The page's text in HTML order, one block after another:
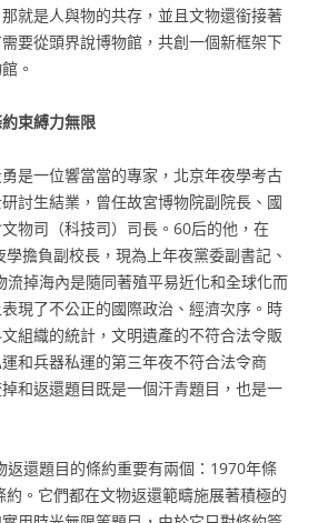
就是人與物的共存，並且文物還銜接著
要從頭界說博物館，共創一個新框架下
。
束縛力無限
是一位響當當的專家，北京年夜學考古
討生結業，曾任故宮博物院副院長、國
物司（科技司）司長。60后的他，在
擔負副校長，現為上年夜黨委副書記、
流掉海內是隨同著殖平易近化和全球化而
現了不公正的國際政治、經濟次序。時
組織的統計，文明遺產的不符合法令販
和兵器私運的第三年夜不符合法令商
和返還題目既是一個汗青題目，也是一
返還題目的條約重要有兩個：1970年條
約。它們都在文物返還範疇施展著積極的